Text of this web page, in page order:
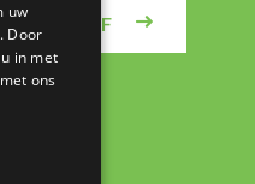
uw
Door
in met
ons